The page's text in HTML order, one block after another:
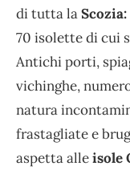
di tutta laScozia:
70 isolette di cui
Antichi porti,
vichinghe,
natura
frastagliate e
aspetta alleisole